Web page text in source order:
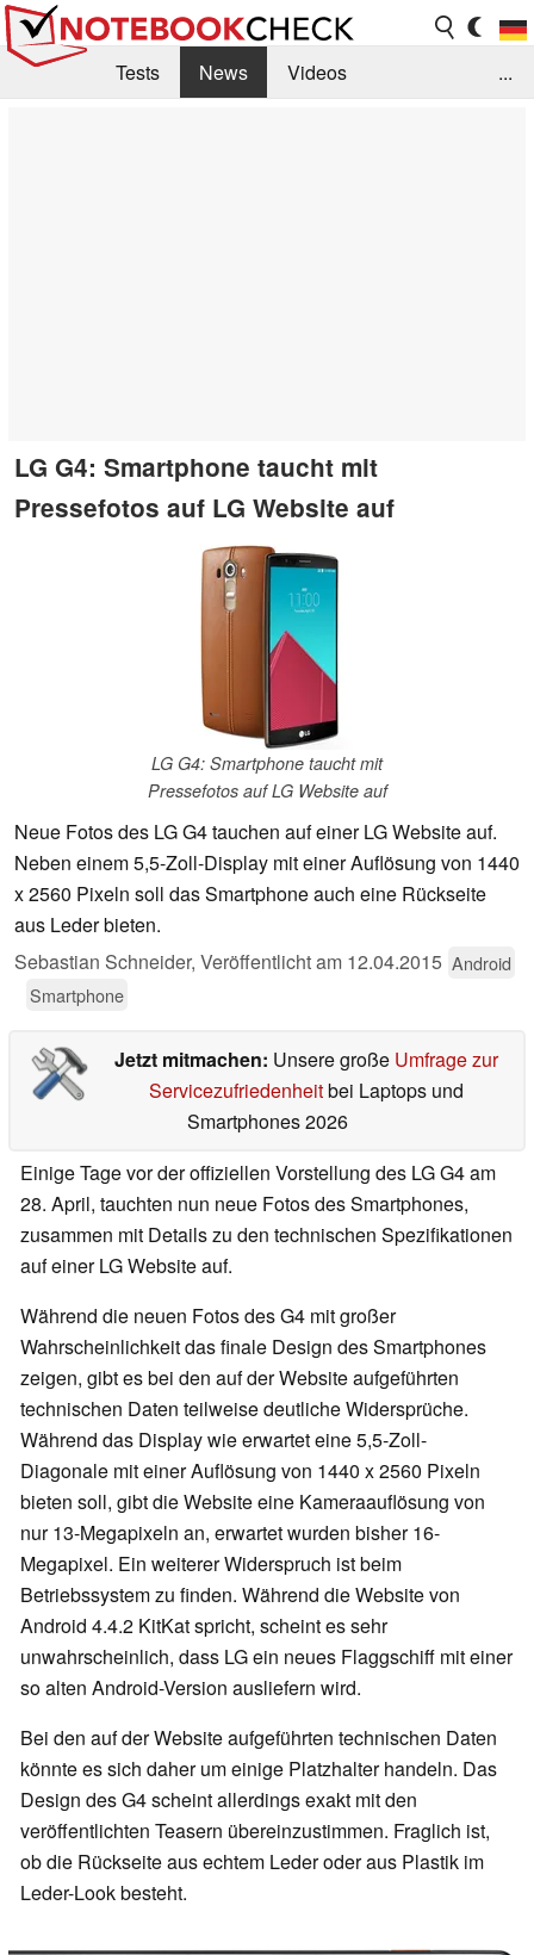
Tests News
Videos
...
LG G4: Smartphone taucht mit
Pressefotos auf LG Website auf
LG G4: Smartphone taucht mit
Pressefotos auf LG Website auf
Neue Fotos des LG G4 tauchen auf einer LG Website auf.
Neben einem 5,5-Zoll-Display mit einer Auflösung von 1440
x 2560 Pixeln soll das Smartphone auch eine Rückseite
aus Leder bieten.
Sebastian Schneider, Veröffentlicht am 12.04.2015 Android
Smartphone
Jetzt mitmachen: Unsere große Umfrage zur
Servicezufriedenheitbei Laptops und
Smartphones 2026
Einige Tage vor der offiziellen Vorstellung des LG G4 am
28. April, tauchten nun neue Fotos des Smartphones,
zusammen mit Details zu den technischen Spezifikationen
auf einer LG Website auf.
Während die neuen Fotos des G4 mit großer
Wahrscheinlichkeit das finale Design des Smartphones
zeigen, gibt es bei den auf der Website aufgeführten
technischen Daten teilweise deutliche Widersprüche.
Während das Display wie erwartet eine 5,5-Zoll-
Diagonale mit einer Auflösung von 1440 x 2560 Pixeln
bieten soll, gibt die Website eine Kameraauflösung von
nur 13-Megapixeln an, erwartet wurden bisher 16-
Megapixel. Ein weiterer Widerspruch ist beim
Betriebssystem zu finden. Während die Website von
Android 4.4.2 KitKat spricht, scheint es sehr
unwahrscheinlich, dass LG ein neues Flaggschiff mit einer
so alten Android-Version ausliefern wird.
Bei den auf der Website aufgeführten technischen Daten
könnte es sich daher um einige Platzhalter handeln. Das
Design des G4 scheint allerdings exakt mit den
veröffentlichten Teasern übereinzustimmen. Fraglich ist,
ob die Rückseite aus echtem Leder oder aus Plastik im
Leder-Look besteht.